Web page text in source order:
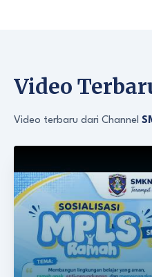
Video
Video terbaru dari Channel